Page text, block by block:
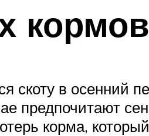
кормов
скоту в осенний
предпочитают
корма,